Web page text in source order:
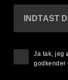
INDTAST
Ja tak, jeg
godkender